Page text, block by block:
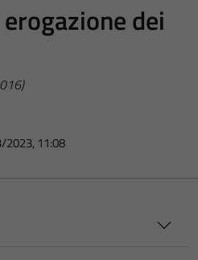
dei
2023, 11:08